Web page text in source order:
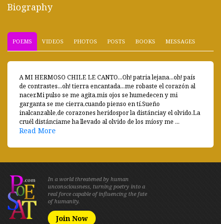
Biography
POEMS VIDEOS PHOTOS POSTS BOOKS MESSAGES
A MI HERMOSO CHILE LE CANTO...Oh! patria lejana...oh! país
de contrastes...oh! tierra encantada...me robaste el corazón al
nacer.Mi pulso se me agita,mis ojos se humedecen y mi
garganta se me cierra,cuando pienso en tí.Sueño
inalcanzable,de corazones heridospor la distánciay el olvido.La
cruél distánciame ha llevado al olvido de los míosy me ...
Read More
In a world threatened by human
unconsciousness, turning poetry into a
real force capable of influencing the fate
of humanity.
Join Now